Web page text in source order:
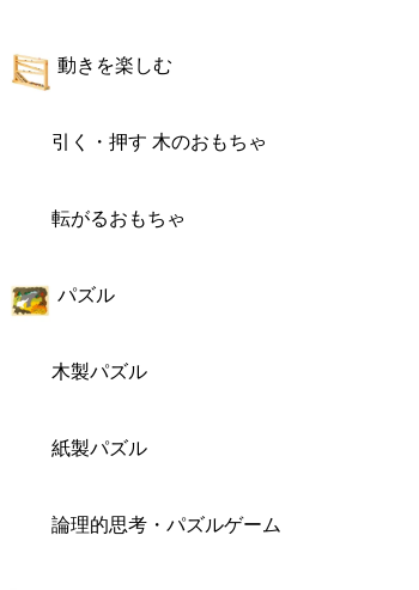
動きを楽しむ
引く・押す 木のおもちゃ
転がるおもちゃ
パズル
木製パズル
紙製パズル
論理的思考・パズルゲーム